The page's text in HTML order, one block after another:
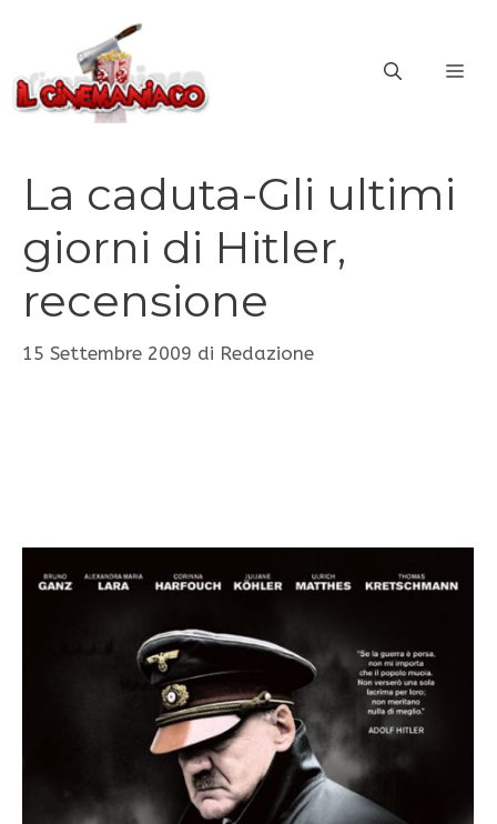
contenuto
La caduta-Gli ultimi
giorni di Hitler,
recensione
15 Settembre 2009 di Redazione